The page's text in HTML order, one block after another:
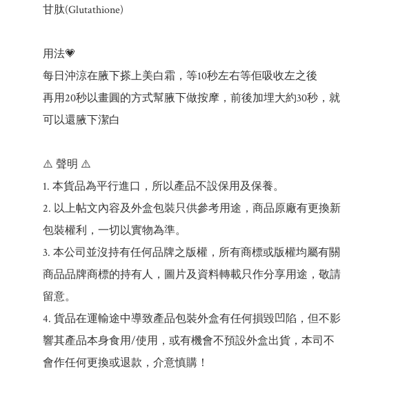
甘肽(Glutathione)
用法💗
每日沖涼在腋下搽上美白霜，等10秒左右等佢吸收左之後
再用20秒以畫圓的方式幫腋下做按摩，前後加埋大約30秒，就
可以還腋下潔白
⚠️ 聲明 ⚠️
1. 本貨品為平行進口，所以產品不設保用及保養。
2. 以上帖文內容及外盒包裝只供參考用途，商品原廠有更換新
包裝權利，一切以實物為準。
3. 本公司並沒持有任何品牌之版權，所有商標或版權均屬有關
商品品牌商標的持有人，圖片及資料轉載只作分享用途，敬請
留意。
4. 貨品在運輸途中導致產品包裝外盒有任何損毀凹陷，但不影
響其產品本身食用/使用，或有機會不預設外盒出貨，本司不
會作任何更換或退款，介意慎購！